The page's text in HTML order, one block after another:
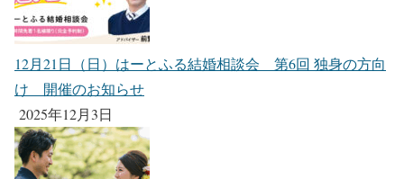
12月21日（日）はーとふる結婚相談会 第6回 独身の方向
け 開催のお知らせ
2025年12月3日